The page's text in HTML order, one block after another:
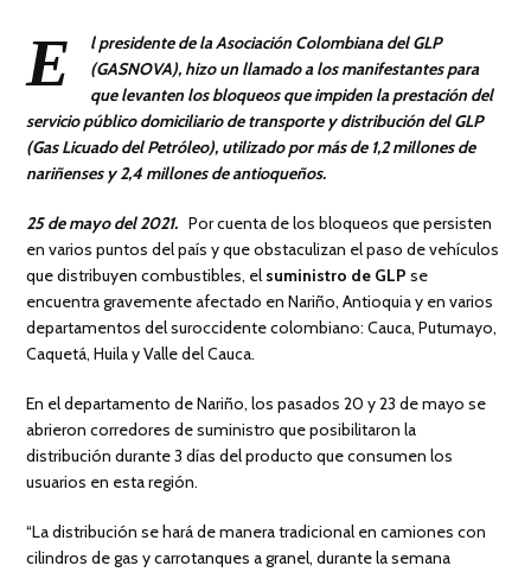
E
l presidente de la Asociación Colombiana del GLP
(GASNOVA), hizo un llamado a los manifestantes para
que levanten los bloqueos que impiden la prestación del
servicio público domiciliario de transporte y distribución del GLP
(Gas Licuado del Petróleo), utilizado por más de 1,2 millones de
nariñenses y 2,4 millones de antioqueños.
25 de mayo del 2021. Por cuenta de los bloqueos que persisten
en varios puntos del país y que obstaculizan el paso de vehículos
que distribuyen combustibles, el suministro de GLPse
encuentra gravemente afectado en Nariño, Antioquia y en varios
departamentos del suroccidente colombiano: Cauca, Putumayo,
Caquetá, Huila y Valle del Cauca.
En el departamento de Nariño, los pasados 20 y 23 de mayo se
abrieron corredores de suministro que posibilitaron la
distribución durante 3 días del producto que consumen los
usuarios en esta región.
“La distribución se hará de manera tradicional en camiones con
cilindros de gas y carrotanques a granel, durante la semana